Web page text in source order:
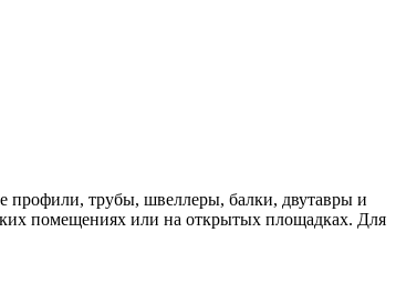
профили, трубы, швеллеры, балки, двутавры и
помещениях или на открытых площадках. Для